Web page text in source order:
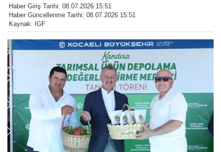
Haber Giriş Tarihi: 08.07.2026 15:51
Haber Güncellenme Tarihi: 08.07.2026 15:51
Kaynak: IGF